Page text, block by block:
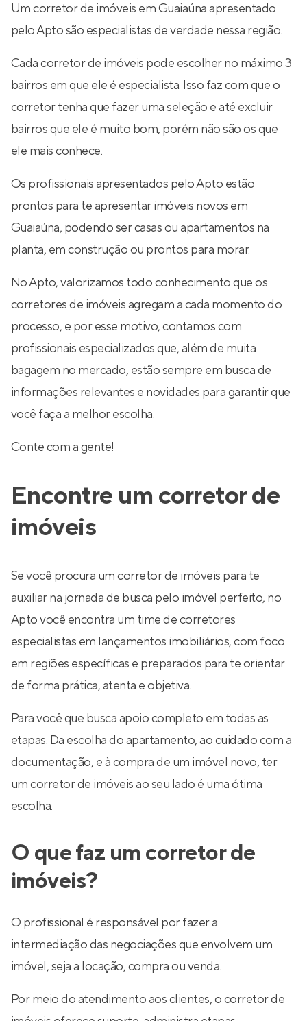
Um corretor de imóveis em Guaiaúna apresentado
pelo Apto são especialistas de verdade nessa região.
Cada corretor de imóveis pode escolher no máximo 3
bairros em que ele é especialista. Isso faz com que o
corretor tenha que fazer uma seleção e até excluir
bairros que ele é muito bom, porém não são os que
ele mais conhece.
Os profissionais apresentados pelo Apto estão
prontos para te apresentar imóveis novos em
Guaiaúna, podendo ser casas ou apartamentos na
planta, em construção ou prontos para morar.
No Apto, valorizamos todo conhecimento que os
corretores de imóveis agregam a cada momento do
processo, e por esse motivo, contamos com
profissionais especializados que, além de muita
bagagem no mercado, estão sempre em busca de
informações relevantes e novidades para garantir que
você faça a melhor escolha.
Conte com a gente!
Encontre um corretor de
imóveis
Se você procura um corretor de imóveis para te
auxiliar na jornada de busca pelo imóvel perfeito, no
Apto você encontra um time de corretores
especialistas em lançamentos imobiliários, com foco
em regiões específicas e preparados para te orientar
de forma prática, atenta e objetiva.
Para você que busca apoio completo em todas as
etapas. Da escolha do apartamento, ao cuidado com a
documentação, e à compra de um imóvel novo, ter
um corretor de imóveis ao seu lado é uma ótima
escolha.
O que faz um corretor de
imóveis?
O profissional é responsável por fazer a
intermediação das negociações que envolvem um
imóvel, seja a locação, compra ou venda.
Por meio do atendimento aos clientes, o corretor de